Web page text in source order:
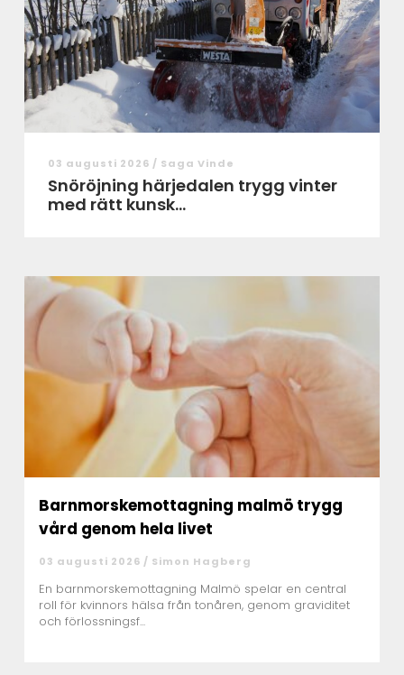
03 augusti 2026 / Saga Vinde
Snöröjning härjedalen trygg vinter
med rätt kunsk...
Barnmorskemottagning malmö trygg
vård genom hela livet
03 augusti 2026 / Simon Hagberg
En barnmorskemottagning Malmö spelar en central
roll för kvinnors hälsa från tonåren, genom graviditet
och förlossningsf...